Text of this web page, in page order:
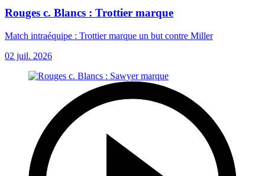
Rouges c. Blancs : Trottier marque
Match intraéquipe : Trottier marque un but contre Miller
02 juil. 2026